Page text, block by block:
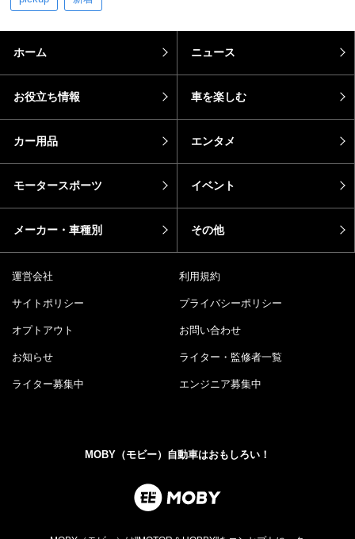
ホーム ニュース
お役立ち情報 車を楽しむ
カー用品 エンタメ
モータースポーツ イベント
メーカー・車種別 その他
運営会社 利用規約
サイトポリシー プライバシーポリシー
オプトアウト お問い合わせ
お知らせ ライター・監修者一覧
ライター募集中 エンジニア募集中
MOBY（モビー）自動車はおもしろい！